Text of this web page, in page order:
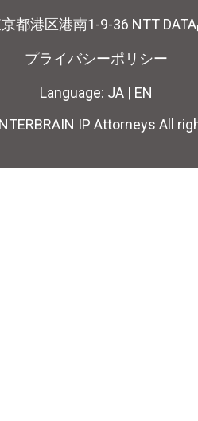
都港区港南1-9-36 NTT
プライバシーポリシー
Language: JA | EN
IP Attorneys All